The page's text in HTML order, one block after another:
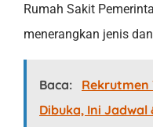
Rumah Sakit
menerangkan jenis
Baca:
Rekrutmen
Dibuka, Ini